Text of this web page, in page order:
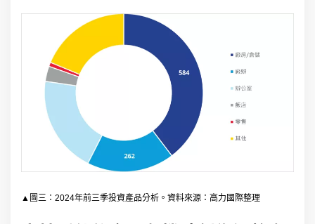
▲圖三：2024年前三季投資產品分析。資料來源：高力國際整理